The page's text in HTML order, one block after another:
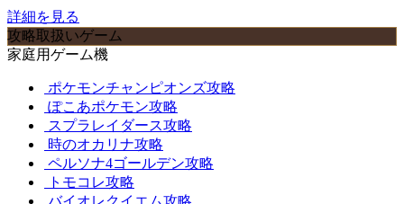
詳細を見る
攻略取扱いゲーム
家庭用ゲーム機
ポケモンチャンピオンズ攻略
ぽこあポケモン攻略
スプラレイダース攻略
時のオカリナ攻略
ペルソナ4ゴールデン攻略
トモコレ攻略